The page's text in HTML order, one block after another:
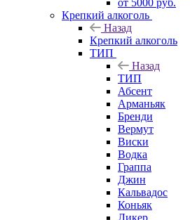
от 5000 руб.
Крепкий алкоголь
Назад
Крепкий алкоголь
ТИП
Назад
ТИП
Абсент
Арманьяк
Бренди
Вермут
Виски
Водка
Граппа
Джин
Кальвадос
Коньяк
Ликер